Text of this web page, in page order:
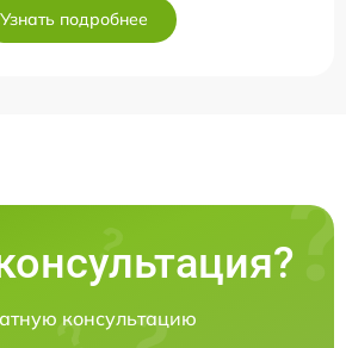
Узнать подробнее
консультацию